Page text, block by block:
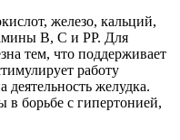
железо, кальций,
B, С и PP. Для
тем, что поддерживает
работу
желудка.
в борьбе с гипертонией,